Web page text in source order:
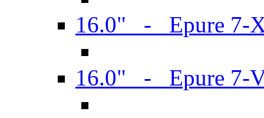
16.0" - Epure 7-
16.0" - Epure 7-